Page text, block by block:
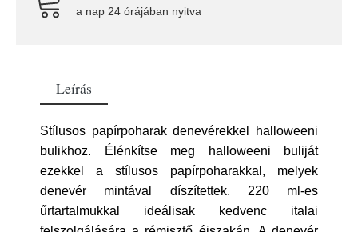
a nap 24 órájában nyitva
Leírás
Stílusos papírpoharak denevérekkel halloweeni
bulikhoz. Élénkítse meg halloweeni buliját
ezekkel a stílusos papírpoharakkal, melyek
denevér mintával díszítettek. 220 ml-es
űrtartalmukkal ideálisak kedvenc italai